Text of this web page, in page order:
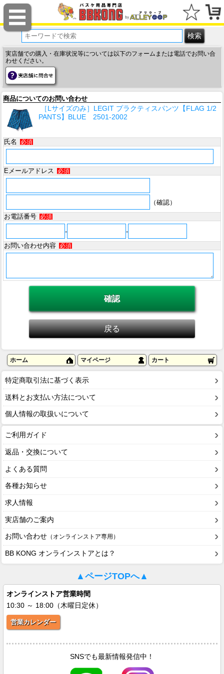
実店舗での購入・在庫状況等については以下のフォームまたは電話でお問い合
わせください。
商品についてのお問い合わせ
［Lサイズのみ］LEGIT プラクティスパンツ【FLAG 1/2
PANTS】BLUE 2501-2002
氏名 必須
Eメールアドレス 必須
（確認）
お電話番号
必須
-
-
お問い合わせ内容
必須
ホーム マイページ カート
特定商取引法に基づく表示
送料とお支払い方法について
個人情報の取扱いについて
ご利用ガイド
返品・交換について
よくある質問
各種お知らせ
求人情報
実店舗のご案内
お問い合わせ （オンラインストア専用）
BB KONG オンラインストアとは？
▲ページTOPへ▲
オンラインストア営業時間
10:30 ～ 18:00（木曜日定休）
営業カレンダー
SNSでも最新情報発信中！